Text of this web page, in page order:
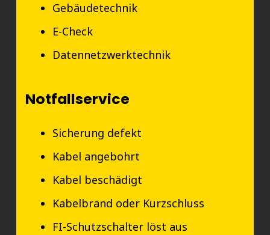
Gebäudetechnik
E-Check
Datennetzwerktechnik
Notfallservice
Sicherung defekt
Kabel angebohrt
Kabel beschädigt
Kabelbrand oder Kurzschluss
FI-Schutzschalter löst aus